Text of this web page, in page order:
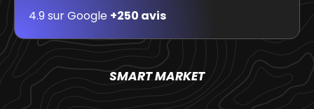
4.9 sur Google +250 avis
SMART MARKET